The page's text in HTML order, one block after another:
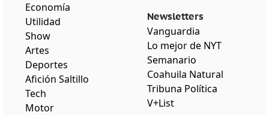
Economía
Utilidad
Show
Artes
Deportes
Afición Saltillo
Tech
Motor
Newsletters
Vanguardia
Lo mejor de NYT
Semanario
Coahuila Natural
Tribuna Política
V+List